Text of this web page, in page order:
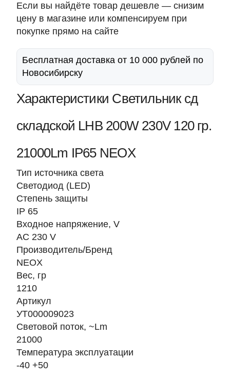
Если вы найдёте товар дешевле — снизим
цену в магазине или компенсируем при
покупке прямо на сайте
Бесплатная доставка от 10 000 рублей по
Новосибирску
Характеристики Светильник сд
складской LHB 200W 230V 120 гр.
21000Lm IP65 NEOX
Тип источника света
Светодиод (LED)
Степень защиты
IP 65
Входное напряжение, V
AC 230 V
Производитель/Бренд
NEOX
Вес, гр
1210
Артикул
УТ000009023
Световой поток, ~Lm
21000
Температура эксплуатации
-40 +50